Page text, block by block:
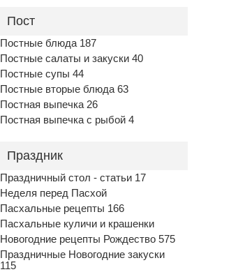
Пост
Постные блюда 187
Постные салаты и закуски 40
Постные супы 44
Постные вторые блюда 63
Постная выпечка 26
Постная выпечка с рыбой 4
Праздник
Праздничный стол - статьи 17
Неделя перед Пасхой
Пасхальные рецепты 166
Пасхальные куличи и крашенки
Новогодние рецепты Рождество 575
Праздничные Новогодние закуски
115